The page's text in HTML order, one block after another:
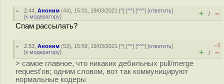
2.44 ,Аноним (44), 15:01, 19/03/2021 [^] [^^] [^^^] [ответить]
[к модератору] + / –
Cпам рассылать?
2.53 ,Аноним (53), 15:59, 19/03/2021 [^] [^^] [^^^] [ответить]
[к модератору]
–1
+ / –
> самое главное, что никаких дебильных pull/merge
request'ов; одним словом, вот так коммуницируют
нормальные кодеры